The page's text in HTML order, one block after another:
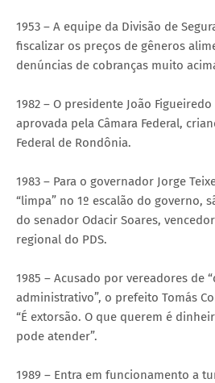
1953 – A equipe da Divisão de
fiscalizar os preços de gêneros
denúncias de cobranças muito
1982 – O presidente João
aprovada pela Câmara Federal,
Federal de Rondônia.
1983 – Para o governador Jorge
“limpa” no 1º escalão do governo,
do senador Odacir Soares,
regional do PDS.
1985 – Acusado por vereadores de
administrativo”, o prefeito Tomás
“É extorsão. O que querem é
pode atender”.
1989 – Entra em funcionamento a